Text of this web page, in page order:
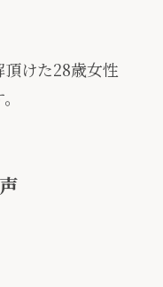
頂けた28歳女性